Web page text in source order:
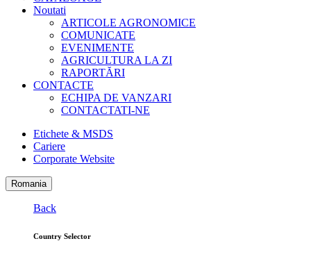
Noutati
ARTICOLE AGRONOMICE
COMUNICATE
EVENIMENTE
AGRICULTURA LA ZI
RAPORTĂRI
CONTACTE
ECHIPA DE VANZARI
CONTACTATI-NE
Etichete & MSDS
Cariere
Corporate Website
Romania
Back
Country Selector